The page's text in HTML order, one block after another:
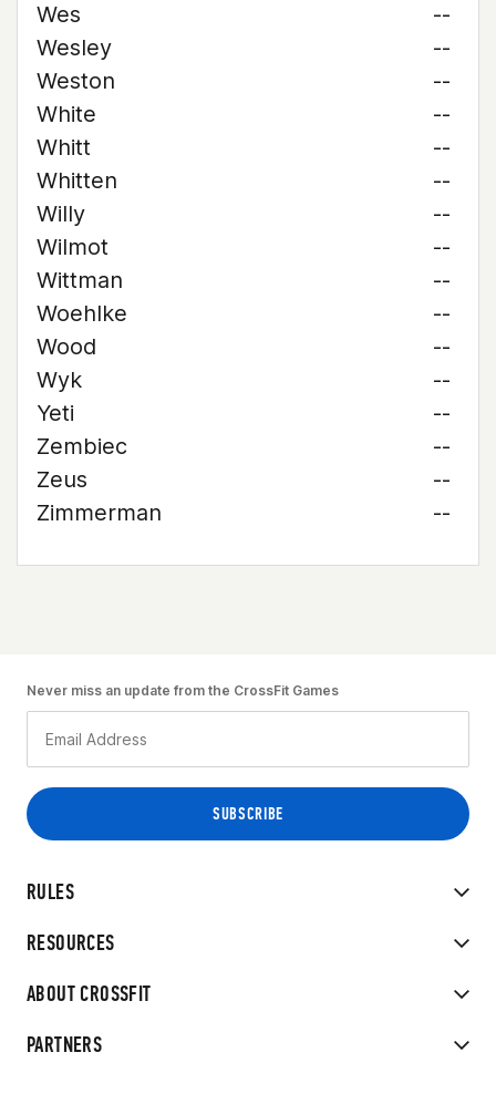
Wes
--
Wesley
--
Weston
--
White
--
Whitt
--
Whitten
--
Willy
--
Wilmot
--
Wittman
--
Woehlke
--
Wood
--
Wyk
--
Yeti
--
Zembiec
--
Zeus
--
Zimmerman
--
RULES
RESOURCES
ABOUT CROSSFIT
PARTNERS
Never miss an update from the CrossFit Games